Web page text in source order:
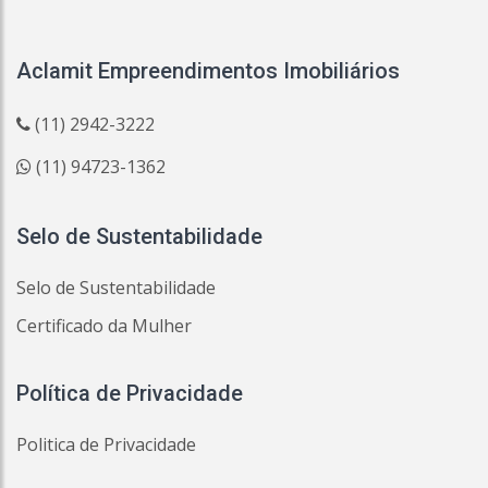
Vila Santo Estevão
Vila São Geraldo
Aclamit Empreendimentos Imobiliários
(11) 2942-3222
(11) 94723-1362
Selo de Sustentabilidade
Selo de Sustentabilidade
Certificado da Mulher
Política de Privacidade
Politica de Privacidade